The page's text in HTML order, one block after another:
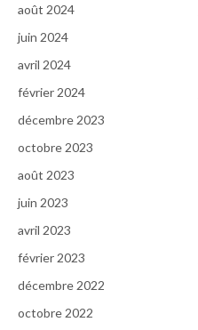
août 2024
juin 2024
avril 2024
février 2024
décembre 2023
octobre 2023
août 2023
juin 2023
avril 2023
février 2023
décembre 2022
octobre 2022